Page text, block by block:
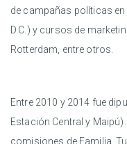
de campañas políticas
D.C.) y cursos de
Rotterdam, entre otros.
Entre 2010 y 2014 fue
Estación Central y
comisiones de Familia,